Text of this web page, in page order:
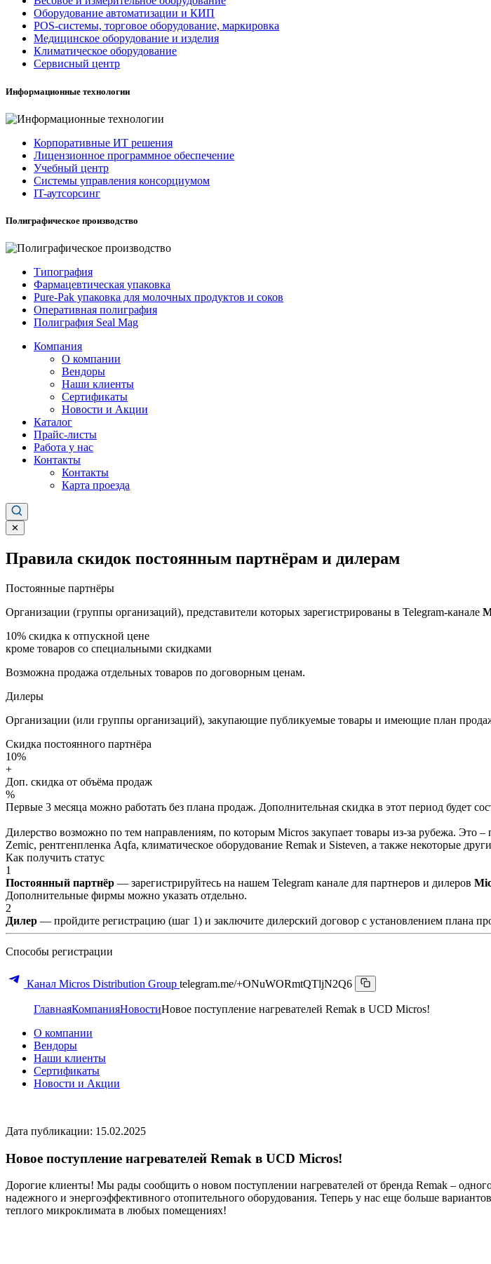
Оборудование автоматизации и КИП
POS-системы, торговое оборудование, маркировка
Медицинское оборудование и изделия
Климатическое оборудование
Сервисный центр
Информационные технологии
Корпоративные ИТ решения
Лицензионное программное обеспечение
Учебный центр
Системы управления консорциумом
IT-аутсорсинг
Полиграфическое производство
Типография
Фармацевтическая упаковка
Pure-Pak упаковка для молочных продуктов и соков
Оперативная полиграфия
Полиграфия Seal Mag
Компания
О компании
Вендоры
Наши клиенты
Сертификаты
Новости и Акции
Каталог
Прайс-листы
Работа у нас
Контакты
Контакты
Карта проезда
✕
Правила скидок постоянным партнёрам и дилерам
Постоянные партнёры
Организации (группы организаций), представители которых зарегистрированы в Telegram-канале
10% скидка к отпускной цене
кроме товаров со специальными скидками
Возможна продажа отдельных товаров по договорным ценам.
Дилеры
Организации (или группы организаций), закупающие публикуемые товары и имеющие план
Скидка постоянного партнёра
10%
+
Доп. скидка от объёма продаж
%
Первые 3 месяца можно работать без плана продаж. Дополнительная скидка в этот период будет
Дилерство возможно по тем направлениям, по которым Micros закупает товары из-за рубежа.
Zemic, рентгенпленка Aqfa, климатическое оборудование Remak и Sisteven, а также некоторые
Как получить статус
1
Постоянный партнёр — зарегистрируйтесь на нашем Telegram канале для партнеров и дилеров
Дополнительные фирмы можно указать отдельно.
2
Дилер — пройдите регистрацию (шаг 1) и заключите дилерский договор с установлением плана
Способы регистрации
Канал Micros Distribution Group telegram.me/+ONuWORmtQTljN2Q6
ГлавнаяКомпанияНовостиНовое поступление нагревателей Remak в UCD Micros!
О компании
Вендоры
Наши клиенты
Сертификаты
Новости и Акции
Дата публикации: 15.02.2025
Новое поступление нагревателей Remak в UCD Micros!
Дорогие клиенты! Мы рады сообщить о новом поступлении нагревателей от бренда Remak –
надежного и энергоэффективного отопительного оборудования. Теперь у нас еще больше
теплого микроклимата в любых помещениях!